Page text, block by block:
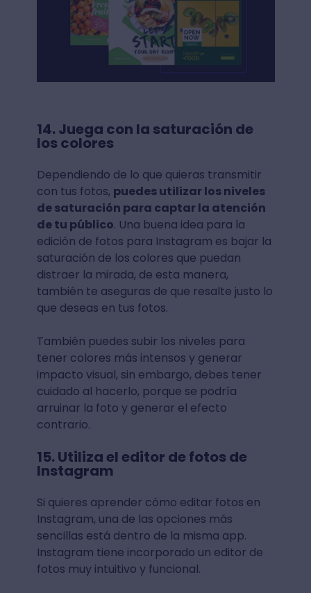
14. Juega con la saturación de
los colores
Dependiendo de lo que quieras transmitir
con tus fotos, puedes utilizar los niveles
de saturación para captar la atención
de tu público. Una buena idea para la
edición de fotos para Instagram es bajar la
saturación de los colores que puedan
distraer la mirada, de esta manera,
también te aseguras de que resalte justo lo
que deseas en tus fotos.
También puedes subir los niveles para
tener colores más intensos y generar
impacto visual, sin embargo, debes tener
cuidado al hacerlo, porque se podría
arruinar la foto y generar el efecto
contrario.
15. Utiliza el editor de fotos de
Instagram
Si quieres aprender cómo editar fotos en
Instagram, una de las opciones más
sencillas está dentro de la misma app.
Instagram tiene incorporado un editor de
fotos muy intuitivo y funcional.